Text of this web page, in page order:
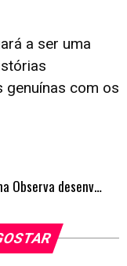
a ser uma
genuínas com os
Plataforma Observa desenvolvida pela Sentran ajuda municípios a monitorarem o tráfego de veículos em vias com restrições